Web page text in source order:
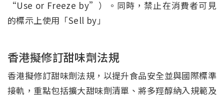
“Use or Freeze by”）。同時，禁止在消費者可見
的標示上使用「Sell by」
香港擬修訂甜味劑法規
香港擬修訂甜味劑法規，以提升食品安全並與國際標準
接軌，重點包括擴大甜味劑清單、將多羥醇納入規範及